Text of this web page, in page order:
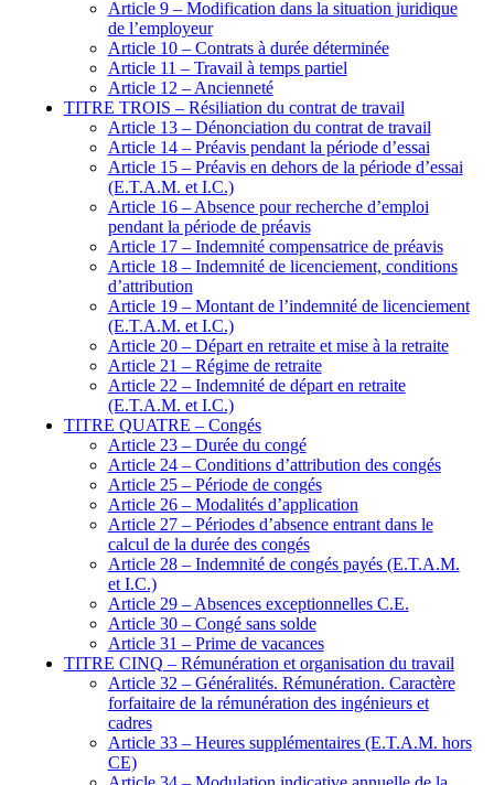
Article 9 – Modification dans la situation juridique
de l’employeur
Article 10 – Contrats à durée déterminée
Article 11 – Travail à temps partiel
Article 12 – Ancienneté
TITRE TROIS – Résiliation du contrat de travail
Article 13 – Dénonciation du contrat de travail
Article 14 – Préavis pendant la période d’essai
Article 15 – Préavis en dehors de la période d’essai
(E.T.A.M. et I.C.)
Article 16 – Absence pour recherche d’emploi
pendant la période de préavis
Article 17 – Indemnité compensatrice de préavis
Article 18 – Indemnité de licenciement, conditions
d’attribution
Article 19 – Montant de l’indemnité de licenciement
(E.T.A.M. et I.C.)
Article 20 – Départ en retraite et mise à la retraite
Article 21 – Régime de retraite
Article 22 – Indemnité de départ en retraite
(E.T.A.M. et I.C.)
TITRE QUATRE – Congés
Article 23 – Durée du congé
Article 24 – Conditions d’attribution des congés
Article 25 – Période de congés
Article 26 – Modalités d’application
Article 27 – Périodes d’absence entrant dans le
calcul de la durée des congés
Article 28 – Indemnité de congés payés (E.T.A.M.
et I.C.)
Article 29 – Absences exceptionnelles C.E.
Article 30 – Congé sans solde
Article 31 – Prime de vacances
TITRE CINQ – Rémunération et organisation du travail
Article 32 – Généralités. Rémunération. Caractère
forfaitaire de la rémunération des ingénieurs et
cadres
Article 33 – Heures supplémentaires (E.T.A.M. hors
CE)